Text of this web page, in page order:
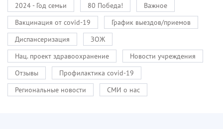
2024 - Год семьи
80 Победа!
Важное
Вакцинация от covid-19
График выездов/приемов
Диспансеризация
ЗОЖ
Нац. проект здравоохранение
Новости учреждения
Отзывы
Профилактика covid-19
Региональные новости
СМИ о нас